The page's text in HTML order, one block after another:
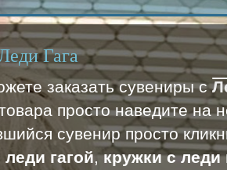
Гага
заказать сувениры с
просто наведите на
сувенир просто
гагой,кружки с леди